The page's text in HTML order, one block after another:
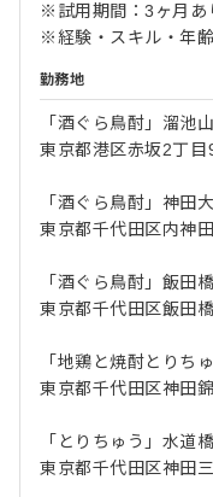
※試用期間：3ヶ月あ
※経験・スキル・年
勤務地
「酒ぐら鳥酎」溜池
東京都港区赤坂2丁目
「酒ぐら鳥酎」神田
東京都千代田区内神
「酒ぐら鳥酎」飯田
東京都千代田区飯田
「地鶏と焼酎とりち
東京都千代田区神田
「とりちゅう」水道
東京都千代田区神田